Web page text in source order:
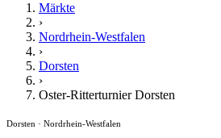
Märkte
›
Nordrhein-Westfalen
›
Dorsten
›
Oster-Ritterturnier Dorsten
Dorsten · Nordrhein-Westfalen